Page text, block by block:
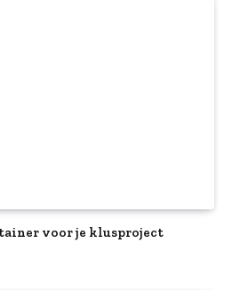
voor je klusproject